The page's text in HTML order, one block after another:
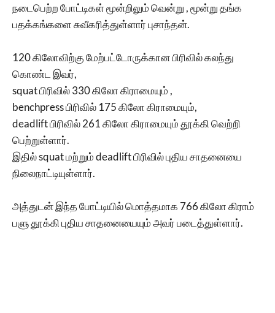
நடைபெற்ற போட்டிகள் மூன்றிலும் வென்று , மூன்று தங்க
பதக்கங்களை சுவீகரித்துள்ளார் புசாந்தன்.
120 கிலோவிற்கு மேற்பட்டோருக்கான பிரிவில் கலந்து
கொண்ட இவர்,
squat பிரிவில் 330 கிலோ கிராமையும் ,
benchpress பிரிவில் 175 கிலோ கிராமையும்,
deadlift பிரிவில் 261 கிலோ கிராமையும் தூக்கி வெற்றி
பெற்றுள்ளார்.
இதில் squat மற்றும் deadlift பிரிவில் புதிய சாதனையை
நிலைநாட்டியுள்ளார்.
அத்துடன் இந்த போட்டியில் மொத்தமாக 766 கிலோ கிராம்
பளு தூக்கி புதிய சாதனையையும் அவர் படைத்துள்ளார்.